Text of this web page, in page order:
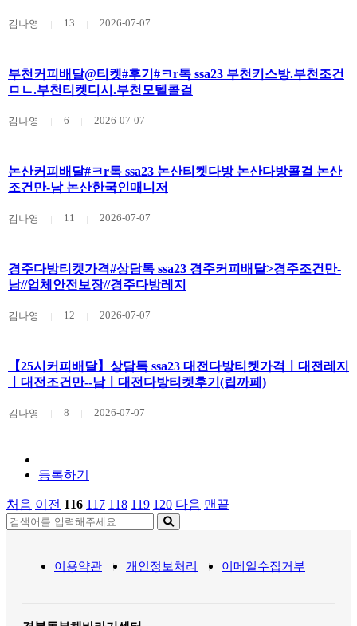
김나영 13 2026-07-07
부천커피배달@티켓#후기#ㅋr톡 ssa23 부천키스방.부천조건
ㅁㄴ.부천티켓디시.부천모텔콜걸
김나영 6 2026-07-07
논산커피배달#ㅋr톡 ssa23 논산티켓다방 논산다방콜걸 논산
조건만-남 논산한국인매니저
김나영 11 2026-07-07
경주다방티켓가격#상담톡 ssa23 경주커피배달>경주조건만-
남//업체안전보장//경주다방레지
김나영 12 2026-07-07
【25시커피배달】상담톡 ssa23 대전다방티켓가격ㅣ대전레지
ㅣ대전조건만--남ㅣ대전다방티켓후기(립까페)
김나영 8 2026-07-07
등록하기
처음 이전 116 117 118 119 120 다음 맨끝
이용약관 개인정보처리 이메일수집거부